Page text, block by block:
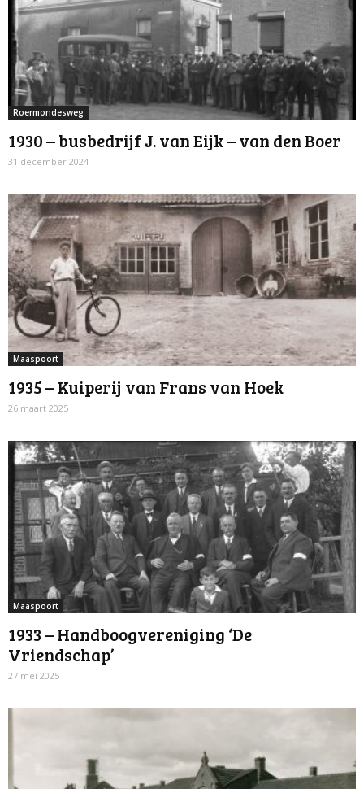
Roermondesweg
1930 – busbedrijf J. van Eijk – van den Boer
31 december 2024
Maaspoort
1935 – Kuiperij van Frans van Hoek
26 maart 2025
Maaspoort
1933 – Handboogvereniging ‘De
Vriendschap’
27 mei 2025